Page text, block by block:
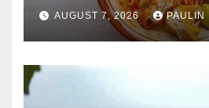
AUGUST 7, 2026 PAULIN